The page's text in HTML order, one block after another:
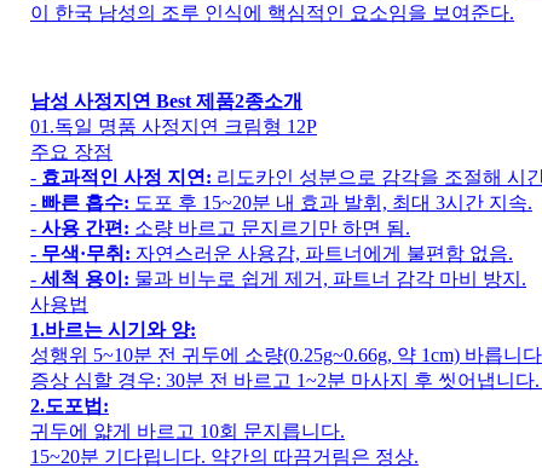
이 한국 남성의 조루 인식에 핵심적인 요소임을 보여준다.
남성 사정지연 Best 제품2종소개
01.독일 명품 사정지연 크림형 12P
주요 장점
- 효과적인 사정 지연: 리도카인 성분으로 감각을 조절해 시
- 빠른 흡수: 도포 후 15~20분 내 효과 발휘, 최대 3시간 지속.
- 사용 간편: 소량 바르고 문지르기만 하면 됨.
- 무색·무취: 자연스러운 사용감, 파트너에게 불편함 없음.
- 세척 용이: 물과 비누로 쉽게 제거, 파트너 감각 마비 방지.
사용법
1.바르는 시기와 양:
성행위 5~10분 전 귀두에 소량(0.25g~0.66g, 약 1cm) 바릅니
증상 심할 경우: 30분 전 바르고 1~2분 마사지 후 씻어냅니
2.도포법:
귀두에 얇게 바르고 10회 문지릅니다.
15~20분 기다립니다. 약간의 따끔거림은 정상.